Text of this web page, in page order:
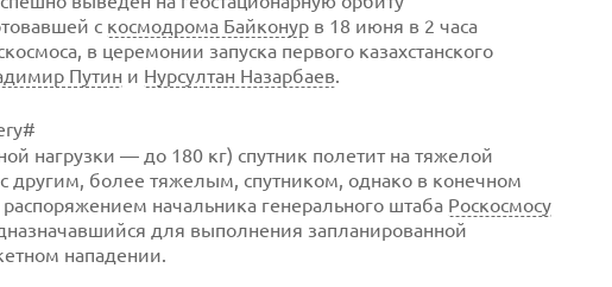
с космодрома Байконур в 18 июня в 2 часа
в церемонии запуска первого казахстанского
Путин и Нурсултан Назарбаев.
нагрузки — до 180 кг) спутник полетит на тяжелой
другим, более тяжелым, спутником, однако в конечном
начальника генерального штаба Роскосмосу
для выполнения запланированной
нападении.